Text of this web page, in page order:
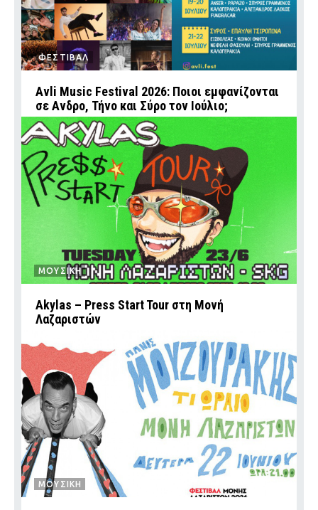
ΦΕΣΤΙΒΑΛ
Avli Music Festival 2026: Ποιοι εμφανίζονται
σε Ανδρο, Τήνο και Σύρο τον Ιούλιο;
ΜΟΥΣΙΚΗ
Akylas – Press Start Tour στη Μονή
Λαζαριστών
ΜΟΥΣΙΚΗ